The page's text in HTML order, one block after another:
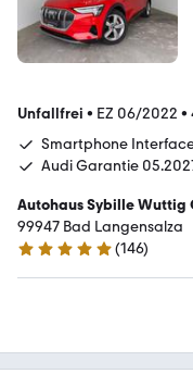
Unfallfrei • EZ 06/2022 •
Smartphone
Audi Garantie
Autohaus Sybille Wuttig
99947 Bad Langensalza
4.9 Sterne
(146)